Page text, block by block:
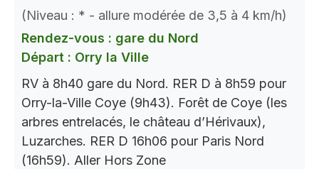
(Niveau : * - allure modérée de 3,5 à 4 km/h)
Rendez-vous : gare du Nord
Départ : Orry la Ville
RV à 8h40 gare du Nord. RER D à 8h59 pour
Orry-la-Ville Coye (9h43). Forêt de Coye (les
arbres entrelacés, le château d’Hérivaux),
Luzarches. RER D 16h06 pour Paris Nord
(16h59). Aller Hors Zone